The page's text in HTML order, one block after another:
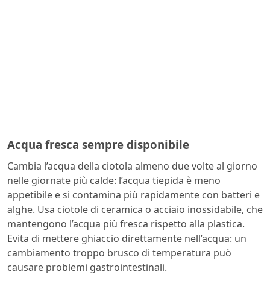
Acqua fresca sempre disponibile
Cambia l’acqua della ciotola almeno due volte al giorno
nelle giornate più calde: l’acqua tiepida è meno
appetibile e si contamina più rapidamente con batteri e
alghe. Usa ciotole di ceramica o acciaio inossidabile, che
mantengono l’acqua più fresca rispetto alla plastica.
Evita di mettere ghiaccio direttamente nell’acqua: un
cambiamento troppo brusco di temperatura può
causare problemi gastrointestinali.